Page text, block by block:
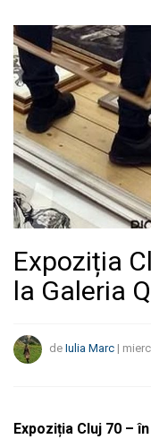
Expoziția
la Galeria
de Iulia Marc |
Expoziția Cluj 70 –